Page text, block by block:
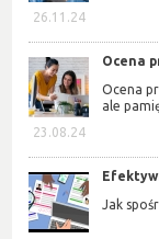
26.11.24
23.08.24
Ocena
Ocena
ale
Jak